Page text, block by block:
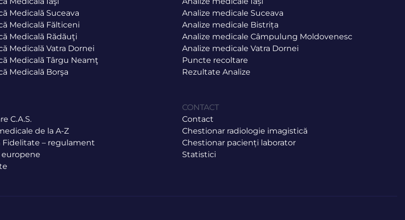
Medicală Suceava
Medicală Fălticeni
Medicală Rădăuţi
Medicală Vatra Dornei
Medicală Târgu Neamţ
Medicală Borşa
Analize medicale Suceava
Analize medicale Bistrița
Analize medicale Câmpulung Moldovenesc
Analize medicale Vatra Dornei
Puncte recoltare
Rezultate Analize
C.A.S.
de la A-Z
Fidelitate – regulament
CONTACT
Contact
Chestionar radiologie imagistică
Chestionar pacienți laborator
Statistici